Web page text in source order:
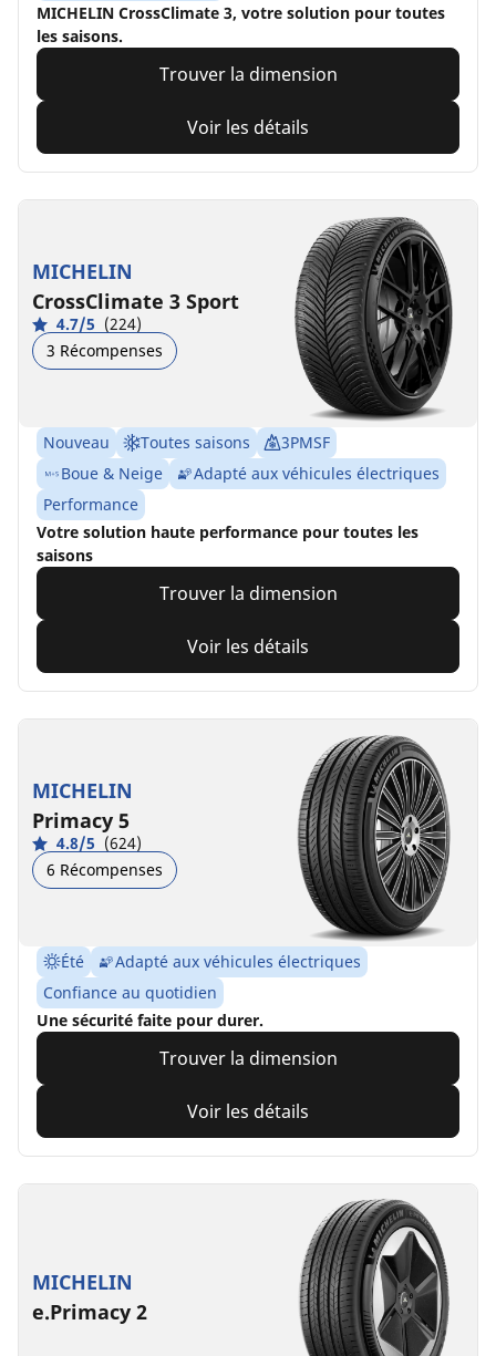
MICHELIN CrossClimate 3, votre solution pour toutes
les saisons.
Trouver la dimension
Voir les détails
MICHELIN
CrossClimate 3 Sport
4.7/5 (224)
3 Récompenses
Nouveau Toutes saisons
3PMSF
Boue & Neige
Adapté aux véhicules électriques
Performance
Votre solution haute performance pour toutes les
saisons
Trouver la dimension
Voir les détails
MICHELIN
Primacy 5
4.8/5 (624)
6 Récompenses
Été
Adapté aux véhicules électriques
Confiance au quotidien
Une sécurité faite pour durer.
Trouver la dimension
Voir les détails
MICHELIN
e.Primacy 2